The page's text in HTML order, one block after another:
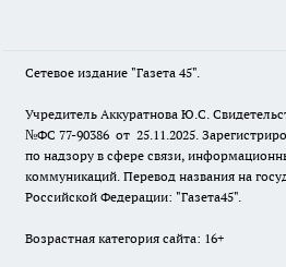
Сетевое издание "Газета 45".
Учредитель Аккуратнова Ю.С.
№ФС 77-90386 от 25.11.2025.
по надзору в сфере связи,
коммуникаций. Перевод названия на
Российской Федерации: "Газета45".
Возрастная категория сайта: 16+